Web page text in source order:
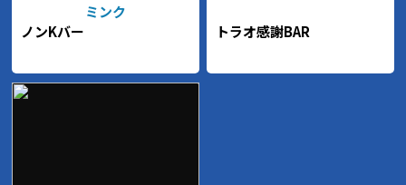
ミンク
ノンKバー
トラオ感謝BAR